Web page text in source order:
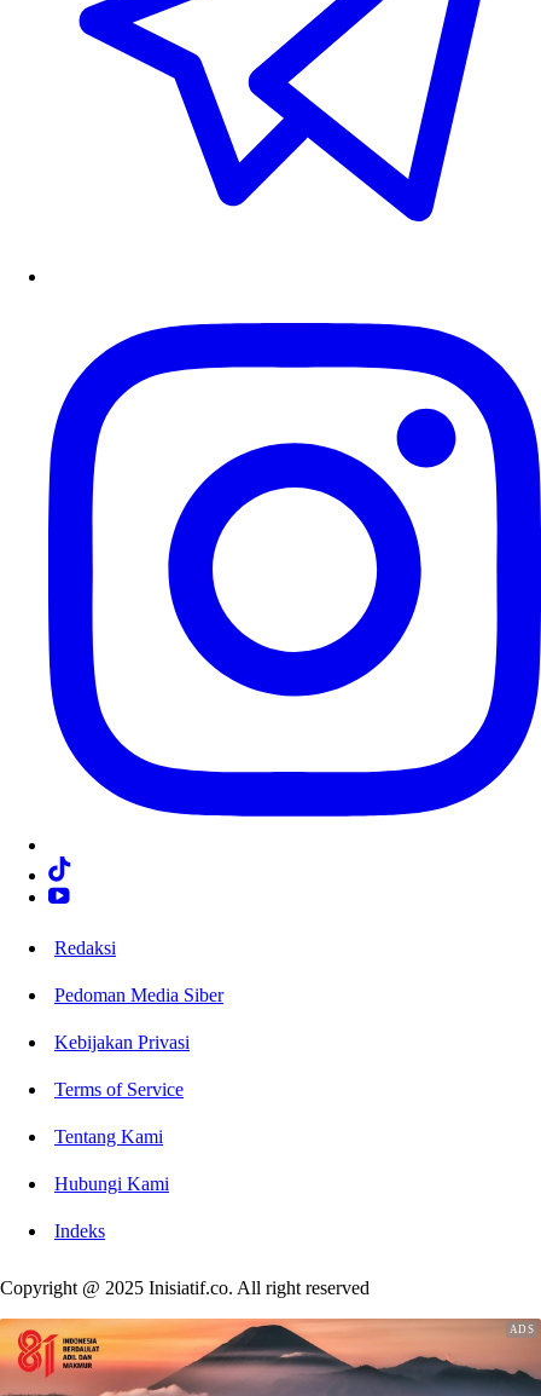
Redaksi
Pedoman Media Siber
Kebijakan Privasi
Terms of Service
Tentang Kami
Hubungi Kami
Indeks
Copyright @ 2025 Inisiatif.co. All right reserved